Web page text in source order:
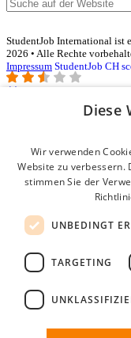
StudentJob International ist
2026 • Alle Rechte
Impressum StudentJob CH
Login für
E-Mail*
Passwort
Angemeldet bleiben
Passwort vergessen?
Kostenloses
Wenn Sie sich
Diese
Wir verwenden
Website zu verbessern.
stimmen Sie der
UNBEDINGT
TARGETING